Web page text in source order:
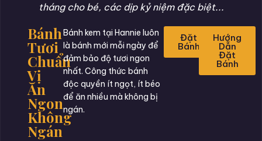
tháng cho bé, các dịp kỷ niệm đặc biệt...
Bánh
Tươi
Chuẩn
Vị
Ăn
Ngon
Không
Ngán
Bánh kem tại Hannie luôn
là bánh mới mỗi ngày để
đảm bảo độ tươi ngon
nhất. Công thức bánh
độc quyền ít ngọt, ít béo
để ăn nhiều mà không bị
ngán.
Đặt
Bánh
Hướng
Dẫn
Đặt
Bánh